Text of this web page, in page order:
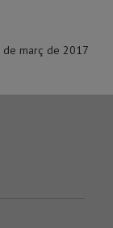
de març de 2017